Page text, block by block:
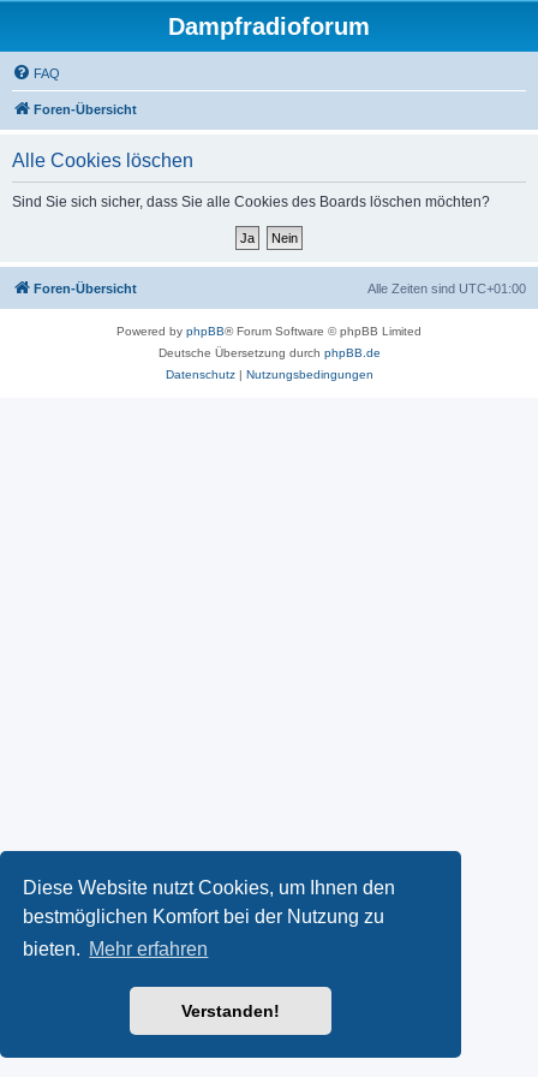
Diese Website nutzt Cookies, um Ihnen den
bestmöglichen Komfort bei der Nutzung zu
bieten. Mehr erfahren
Verstanden!
Dampfradioforum
FAQ
Foren-Übersicht
Alle Cookies löschen
Sind Sie sich sicher, dass Sie alle Cookies des Boards löschen möchten?
Foren-Übersicht Alle Zeiten sind UTC+01:00
Powered by phpBB® Forum Software © phpBB Limited
Deutsche Übersetzung durch phpBB.de
Datenschutz| Nutzungsbedingungen